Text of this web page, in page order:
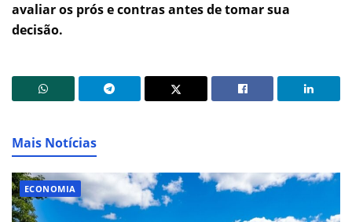
avaliar os prós e contras antes de tomar sua
decisão.
Mais Notícias
ECONOMIA